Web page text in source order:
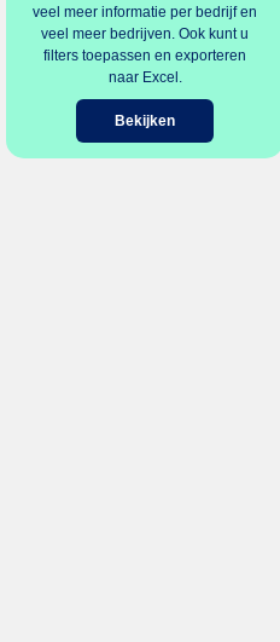
veel meer informatie per bedrijf en
veel meer bedrijven. Ook kunt u
filters toepassen en exporteren
naar Excel.
Bekijken